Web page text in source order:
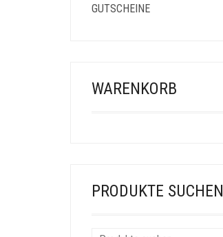
GUTSCHEINE
WARENKORB
PRODUKTE SUCHEN